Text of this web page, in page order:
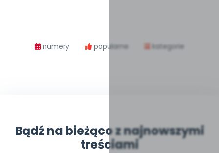
numery popularne kategorie
Bądź na bieżąco z najnowszymi
treściami